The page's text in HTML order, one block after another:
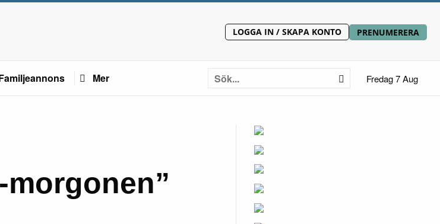
LOGGA IN / SKAPA KONTO PRENUMERERA
Mer Fredag 7 Aug